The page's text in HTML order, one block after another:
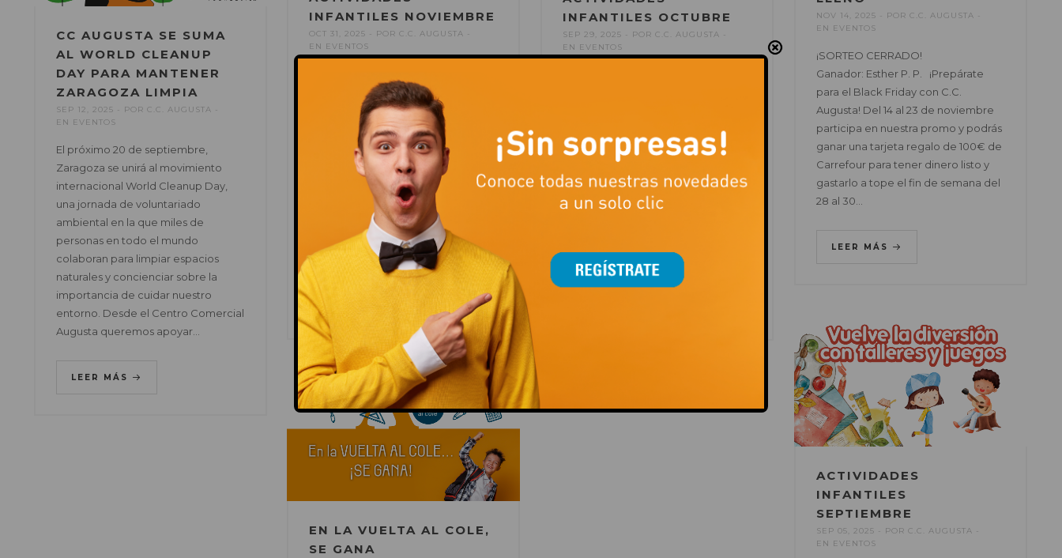
NOV 14, 2025 POR C.C. AUGUSTA
EN EVENTOS
¡SORTEO CERRADO!
Ganador: Esther P. P. ¡Prepárate
para el Black Friday con C.C.
Augusta! Del 14 al 23 de noviembre
participa en nuestra promo y podrás
ganar una tarjeta regalo de 100€ de
Carrefour para tener dinero listo y
gastarlo a tope el fin de semana del
28 al 30…
LEER MÁS
INFANTILES NOVIEMBRE
OCT 31, 2025 POR C.C. AUGUSTA
EN EVENTOS
pequeños podrán disfrutar de una
programación especial de
actividades infantiles en la ludoteca
del Centro Comercial Augusta.
Todos los sábados se celebrarán
talleres y juegos temáticos
pensados para aprender y divertirse
en familia. Sábado 8 de noviembre –
MI TESORO DEL OTOÑO: LA
BELLOTA…
LEER MÁS
INFANTILES OCTUBRE
SEP 29, 2025 POR C.C. AUGUSTA
EN EVENTOS
actividades infantiles en la ludoteca
del Centro Comercial Augusta.
Todos los sábados se celebrarán
talleres y juegos temáticos
pensados para aprender y divertirse
AnimalesActividades de…
CC AUGUSTA SE SUMA
AL WORLD CLEANUP
DAY PARA MANTENER
ZARAGOZA LIMPIA
SEP 12, 2025 POR C.C. AUGUSTA
EN EVENTOS
El próximo 20 de septiembre,
Zaragoza se unirá al movimiento
internacional World Cleanup Day,
una jornada de voluntariado
ambiental en la que miles de
personas en todo el mundo
colaboran para limpiar espacios
naturales y concienciar sobre la
importancia de cuidar nuestro
entorno. Desde el Centro Comercial
Augusta queremos apoyar…
LEER MÁS
ACTIVIDADES
INFANTILES
SEPTIEMBRE
SEP 05, 2025 POR C.C. AUGUSTA
EN EVENTOS
EN LA VUELTA AL COLE,
SE GANA
This popup will close in: